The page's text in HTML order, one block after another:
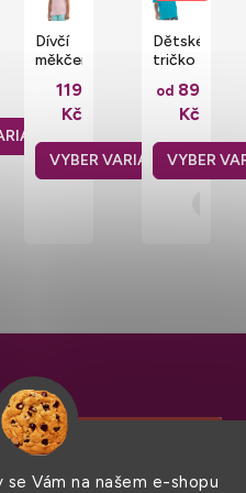
Vám na našem e-shopu
Dívčí
měkčené
tričko
Sofspun®
of the
Loom
119
Kč
Dětské
tričko
T
100%
Fruit
of the
od 89
Kč